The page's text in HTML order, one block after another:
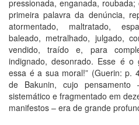
pressionada, enganada,
primeira palavra da denúncia,
atormentado, maltratado,
baleado, metralhado, julgado,
vendido, traído e, para
indignado, desonrado. Esse é
essa é a sua moral!” (Guerin: p.
de Bakunin, cujo
sistemático e fragmentado em
manifestos – era de grande